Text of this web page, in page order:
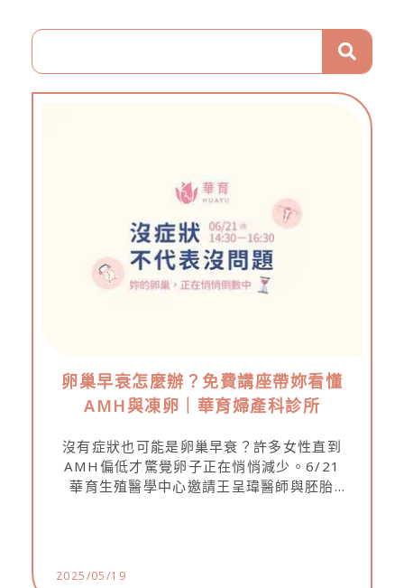
卵巢早衰怎麼辦？免費講座帶妳看懂
AMH與凍卵｜華育婦產科診所
沒有症狀也可能是卵巢早衰？許多女性直到
AMH偏低才驚覺卵子正在悄悄減少。6/21
華育生殖醫學中心邀請王呈瑋醫師與胚胎
2025/05/19